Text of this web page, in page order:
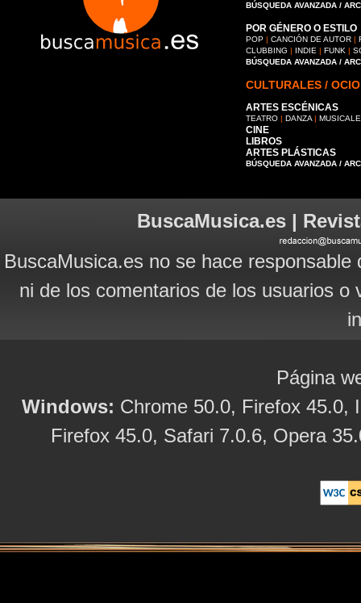
BÚSQUEDA AVANZADA /
POR GÉNERO O ESTILO
POP | CANCIÓN DE AUTOR |
CLUBBING | INDIE | FUNK |
BÚSQUEDA AVANZADA /
CULTURALES / OCIO
ARTES ESCÉNICAS
TEATRO | DANZA |
CINE
LIBROS
ARTES PLÁSTICAS
BÚSQUEDA AVANZADA /
BuscaMusica.es |
BuscaMusica.es no se hace
ni de los comentarios de los usuarios
Página
Windows: Chrome 50.0, Firefox 45.0,
Firefox 45.0, Safari 7.0.6, Opera